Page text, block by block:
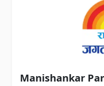
Manishankar